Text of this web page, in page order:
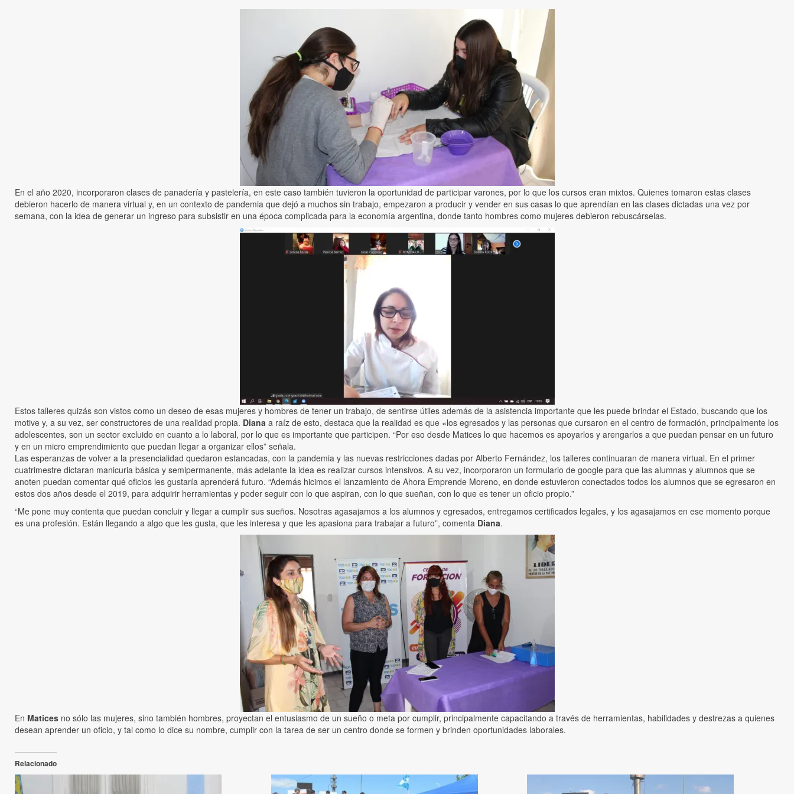
En el año 2020, incorporaron clases de panadería y pastelería, en este caso también tuvieron la oportunidad de participar varones, por lo que los cursos eran mixtos. Quienes tomaron estas clases
debieron hacerlo de manera virtual y, en un contexto de pandemia que dejó a muchos sin trabajo, empezaron a producir y vender en sus casas lo que aprendían en las clases dictadas una vez por
semana, con la idea de generar un ingreso para subsistir en una época complicada para la economía argentina, donde tanto hombres como mujeres debieron rebuscárselas.
Estos talleres quizás son vistos como un deseo de esas mujeres y hombres de tener un trabajo, de sentirse útiles además de la asistencia importante que les puede brindar el Estado, buscando que los
motive y, a su vez, ser constructores de una realidad propia. Diana a raíz de esto, destaca que la realidad es que «los egresados y las personas que cursaron en el centro de formación, principalmente los
adolescentes, son un sector excluido en cuanto a lo laboral, por lo que es importante que participen. “Por eso desde Matices lo que hacemos es apoyarlos y arengarlos a que puedan pensar en un futuro
y en un micro emprendimiento que puedan llegar a organizar ellos” señala.
Las esperanzas de volver a la presencialidad quedaron estancadas, con la pandemia y las nuevas restricciones dadas por Alberto Fernández, los talleres continuaran de manera virtual. En el primer
cuatrimestre dictaran manicuria básica y semipermanente, más adelante la idea es realizar cursos intensivos. A su vez, incorporaron un formulario de google para que las alumnas y alumnos que se
anoten puedan comentar qué oficios les gustaría aprenderá futuro. “Además hicimos el lanzamiento de Ahora Emprende Moreno, en donde estuvieron conectados todos los alumnos que se egresaron en
estos dos años desde el 2019, para adquirir herramientas y poder seguir con lo que aspiran, con lo que sueñan, con lo que es tener un oficio propio.”
“Me pone muy contenta que puedan concluir y llegar a cumplir sus sueños. Nosotras agasajamos a los alumnos y egresados, entregamos certificados legales, y los agasajamos en ese momento porque
es una profesión. Están llegando a algo que les gusta, que les interesa y que les apasiona para trabajar a futuro”, comenta Diana.
En Matices no sólo las mujeres, sino también hombres, proyectan el entusiasmo de un sueño o meta por cumplir, principalmente capacitando a través de herramientas, habilidades y destrezas a quienes
desean aprender un oficio, y tal como lo dice su nombre, cumplir con la tarea de ser un centro donde se formen y brinden oportunidades laborales.
Relacionado